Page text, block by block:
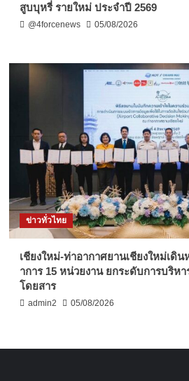
สูบบุหรี่ รายใหม่ ประจำปี 2569
@4forcenews 05/08/2026
ข่าวทั่วไทย
เชียงใหม่-ท่าอากาศยานเชียงใหม่เดิ
าการ 15 หน่วยงาน ยกระดับการบริห
โดยสาร
admin2 05/08/2026